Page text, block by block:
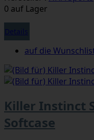
0 auf Lager
Details
auf die
Killer Instinct
Softcase